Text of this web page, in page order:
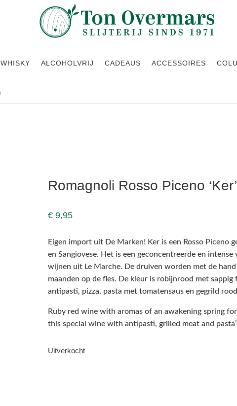
WHISKY ALCOHOLVRIJ CADEAUS ACCESSOIRES
Romagnoli Rosso Piceno
€9,95
Eigen import uit De Marken! Ker is een Rosso Piceno
en Sangiovese. Het is een geconcentreerde en
wijnen uit Le Marche. De druiven worden met de
maanden op de fles. De kleur is robijnrood met
antipasti, pizza, pasta met tomatensaus en gegrild
Ruby red wine with aromas of an awakening spring
this special wine with antipasti, grilled meat and
Uitverkocht